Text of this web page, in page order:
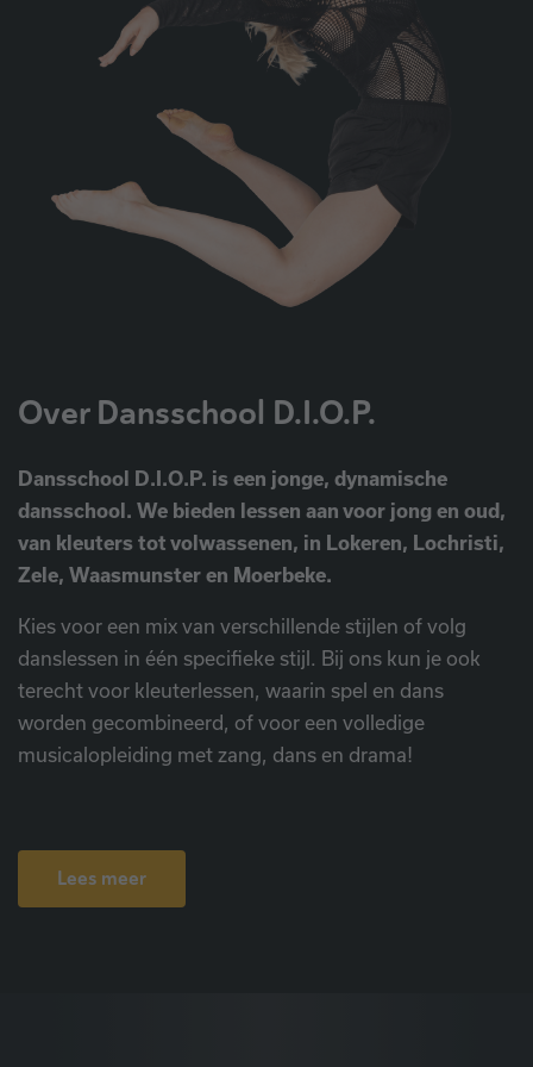
Over Dansschool D.I.O.P.
Dansschool D.I.O.P. is een jonge, dynamische
dansschool. We bieden lessen aan voor jong en oud,
van kleuters tot volwassenen, in Lokeren, Lochristi,
Zele, Waasmunster en Moerbeke.
Kies voor een mix van verschillende stijlen of volg
danslessen in één specifieke stijl. Bij ons kun je ook
terecht voor kleuterlessen, waarin spel en dans
worden gecombineerd, of voor een volledige
musicalopleiding met zang, dans en drama!
Lees meer